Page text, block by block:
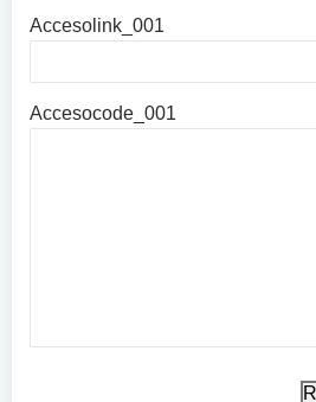
Accesolink_001
Accesocode_001